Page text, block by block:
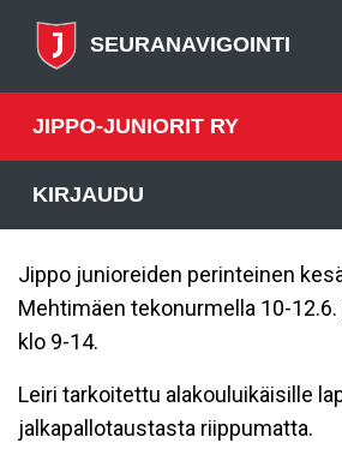
SEURANAVIGOINTI
JIPPO-JUNIORIT RY
KIRJAUDU
Jippo junioreiden perinteinen
Mehtimäen tekonurmella 10-12.6.
klo 9-14.
Leiri tarkoitettu alakouluikäisille
jalkapallotaustasta riippumatta.